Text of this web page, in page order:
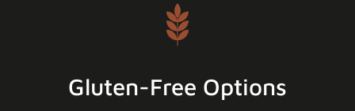
Gluten-Free Options